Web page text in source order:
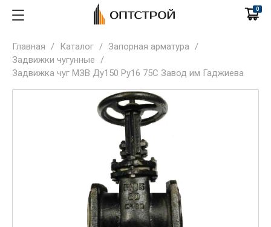
0
Главная / Каталог / Запорная арматура /
Задвижки чугунные /
Задвижка чуг МЗВ Ду150 Ру16 75C Завод им Гаджиева